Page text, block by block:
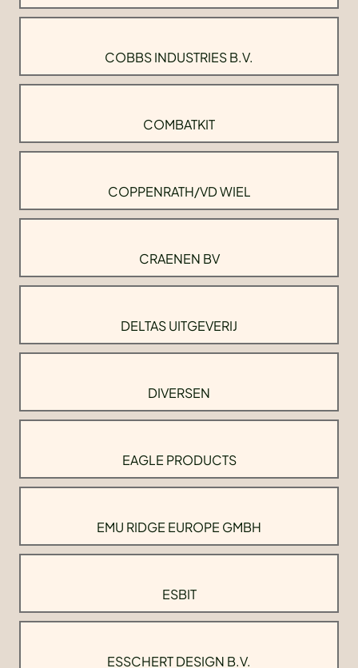
COBBS INDUSTRIES B.V.
COMBATKIT
COPPENRATH/VD WIEL
CRAENEN BV
DELTAS UITGEVERIJ
DIVERSEN
EAGLE PRODUCTS
EMU RIDGE EUROPE GMBH
ESBIT
ESSCHERT DESIGN B.V.